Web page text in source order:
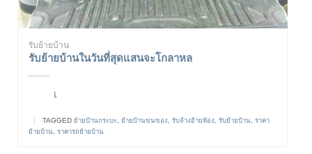
รับย้ายบ้าน
รับย้ายบ้านในวันที่สุดแสนจะโกลาหล
เ
| TAGGED ย้ายบ้านกระบะ ย้ายบ้านขนของ รับจ้างย้ายห้อง รับย้ายบ้าน ราคา
ย้ายบ้าน ราคารถย้ายบ้าน